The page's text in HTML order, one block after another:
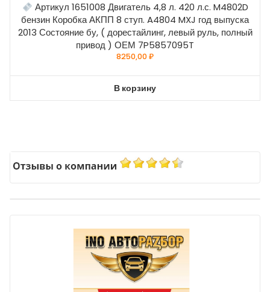
Артикул 1651008 Двигатель 4,8 л. 420 л.с. M4802D
бензин Коробка АКПП 8 ступ. A4804 MXJ год выпуска
2013 Состояние бу, ( дорестайлинг, левый руль, полный
привод ) ОЕМ 7P5857095T
8250,00₽
В корзину